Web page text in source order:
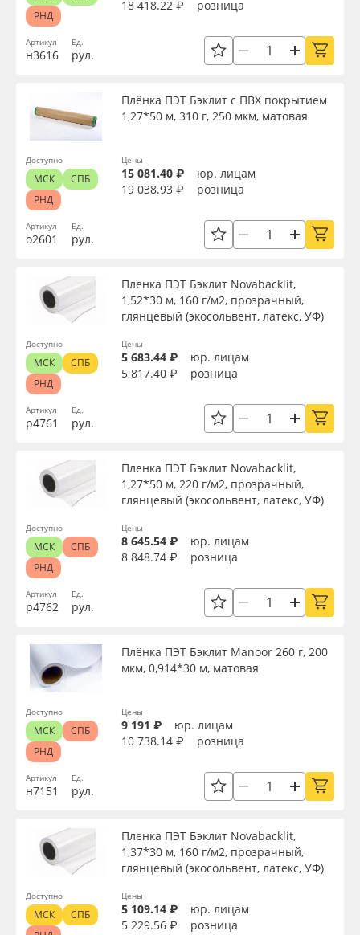
Артикул
н3616
Ед.
рул.
18 418.22 ₽
розница
РНД
Артикул
о2601
Плёнка ПЭТ Бэклит с ПВХ покрытием
1,27*50 м, 310 г, 250 мкм, матовая
Ед.
рул.
Цены
15 081.40 ₽
юр. лицам
19 038.93 ₽
розница
Доступно
МСК
СПБ
РНД
Артикул
р4761
Пленка ПЭТ Бэклит Novabacklit,
1,52*30 м, 160 г/м2, прозрачный,
глянцевый (экосольвент, латекс, УФ)
Ед.
рул.
Цены
5 683.44 ₽
юр. лицам
5 817.40 ₽
розница
Доступно
МСК
СПБ
РНД
Артикул
р4762
Пленка ПЭТ Бэклит Novabacklit,
1,27*50 м, 220 г/м2, прозрачный,
глянцевый (экосольвент, латекс, УФ)
Ед.
рул.
Цены
8 645.54 ₽
юр. лицам
8 848.74 ₽
розница
Доступно
МСК
СПБ
РНД
Артикул
н7151
Плёнка ПЭТ Бэклит Manoor 260 г, 200
мкм, 0,914*30 м, матовая
Ед.
рул.
Цены
9 191 ₽
юр. лицам
10 738.14 ₽
розница
Доступно
МСК
СПБ
РНД
Пленка ПЭТ Бэклит Novabacklit,
1,37*30 м, 160 г/м2, прозрачный,
глянцевый (экосольвент, латекс, УФ)
Цены
5 109.14 ₽
юр. лицам
5 229.56 ₽
розница
Доступно
МСК
СПБ